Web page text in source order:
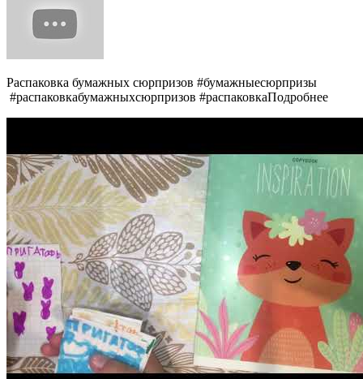
Распаковка бумажных сюрпризов #бумажныесюрпризы
#распаковкабумажныхсюрпризов #распаковкаПодробнее